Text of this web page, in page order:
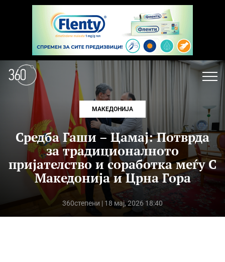
МАКЕДОНИЈА
Средба Гаши – Цамај: Потврда
за традиционалното
пријателство и соработка меѓу С
Македонија и Црна Гора
360степени | 18 мај, 2026 18:40